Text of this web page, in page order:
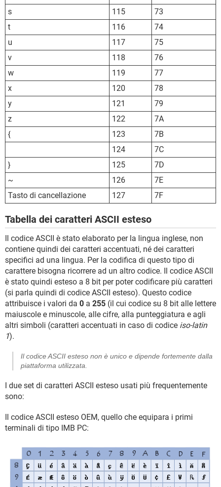
s
115
73
t
116
74
u
117
75
v
118
76
w
119
77
x
120
78
y
121
79
z
122
7A
{
123
7B
124
7C
}
125
7D
~
126
7E
Tasto di cancellazione
127 7F
Tabella dei caratteri ASCII esteso
Il codice ASCII è stato elaborato per la lingua inglese, non
contiene quindi dei caratteri accentuati, né dei caratteri
specifici ad una lingua. Per la codifica di questo tipo di
carattere bisogna ricorrere ad un altro codice. Il codice ASCII
è stato quindi esteso a 8 bit per poter codificare più caratteri
(si parla quindi di codice ASCII esteso). Questo codice
attribuisce i valori da 0 a 255 (il cui codice su 8 bit alle lettere
maiuscole e minuscole, alle cifre, alla punteggiatura e agli
altri simboli (caratteri accentuati in caso di codice iso-latin
1).
Il codice ASCII esteso non è unico e dipende fortemente dalla
piattaforma utilizzata.
I due set di caratteri ASCII esteso usati più frequentemente
sono:
Il codice ASCII esteso OEM, quello che equipara i primi
terminali di tipo IMB PC: